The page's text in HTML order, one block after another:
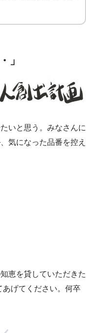
」
いと思う。みなさんに
気になった品番を控え
恵を貸していただきた
あげてください。何卒